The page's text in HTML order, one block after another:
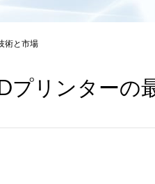
術と市場
プリンターの